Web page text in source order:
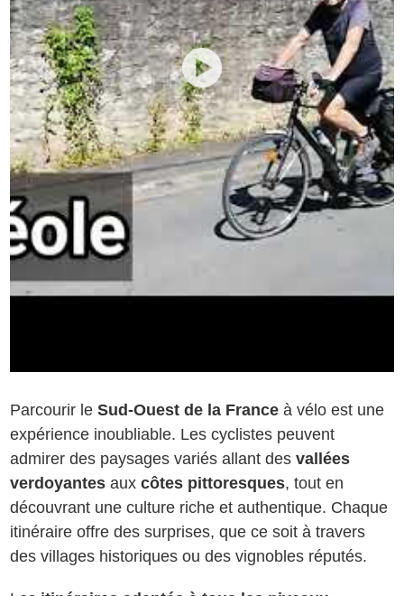
Parcourir leSud-Ouest de la France à vélo est une
expérience inoubliable. Les cyclistes peuvent
admirer des paysages variés allant desvallées
verdoyantes auxcôtes pittoresques, tout en
découvrant une culture riche et authentique. Chaque
itinéraire offre des surprises, que ce soit à travers
des villages historiques ou des vignobles réputés.